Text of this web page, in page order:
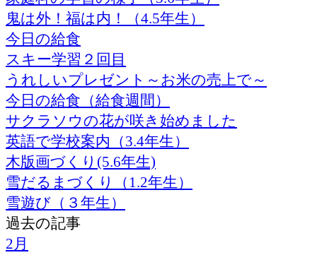
鬼は外！福は内！（4.5年生）
今日の給食
スキー学習２回目
うれしいプレゼント～お米の売上で～
今日の給食（給食週間）
サクラソウの花が咲き始めました
英語で学校案内（3.4年生）
木版画づくり(5.6年生)
雪だるまづくり（1.2年生）
雪遊び（３年生）
過去の記事
2月